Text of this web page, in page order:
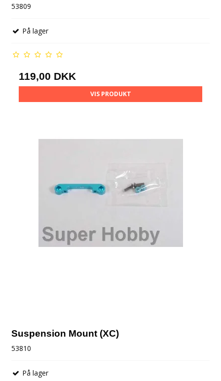
53809
På lager
119,00 DKK
VIS PRODUKT
Suspension Mount (XC)
53810
På lager